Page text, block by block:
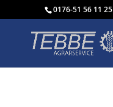
0176-51 56 11 25